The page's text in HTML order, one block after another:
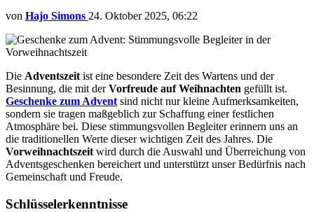
von Hajo Simons 24. Oktober 2025, 06:22
Die Adventszeit ist eine besondere Zeit des Wartens und der
Besinnung, die mit derVorfreude auf Weihnachten gefüllt ist.
Geschenke zum Advent sind nicht nur kleine Aufmerksamkeiten,
sondern sie tragen maßgeblich zur Schaffung einer festlichen
Atmosphäre bei. Diese stimmungsvollen Begleiter erinnern uns an
die traditionellen Werte dieser wichtigen Zeit des Jahres. Die
Vorweihnachtszeit wird durch die Auswahl und Überreichung von
Adventsgeschenken bereichert und unterstützt unser Bedürfnis nach
Gemeinschaft und Freude.
Schlüsselerkenntnisse